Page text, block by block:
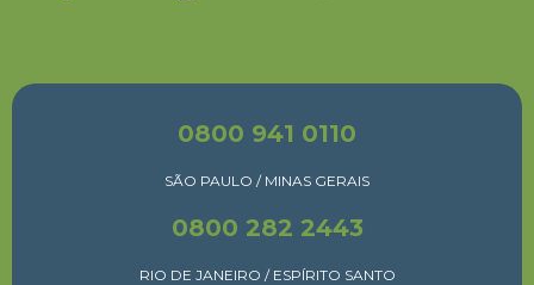
0800 941 0110
SÃO PAULO / MINAS GERAIS
0800 282 2443
RIO DE JANEIRO / ESPÍRITO SANTO